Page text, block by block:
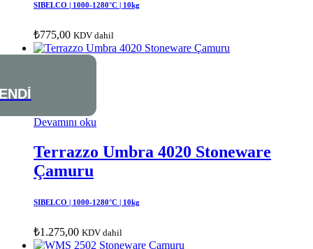
SIBELCO | 1000-1280°C | 10kg
₺775,00 KDV dahil
Devamını oku
Terrazzo Umbra 4020 Stoneware
Çamuru
SIBELCO | 1000-1280°C | 10kg
₺1.275,00 KDV dahil